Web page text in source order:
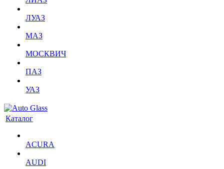
ЛУАЗ
МАЗ
МОСКВИЧ
ПАЗ
УАЗ
Каталог
ACURA
AUDI